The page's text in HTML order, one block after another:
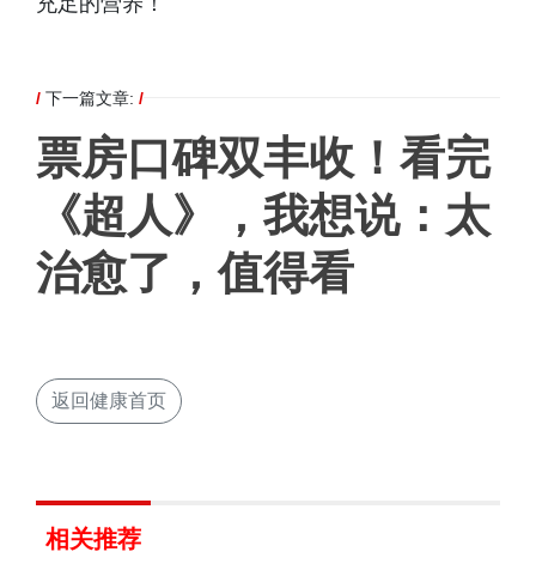
/ 下一篇文章: /
票房口碑双丰收！看完
《超人》，我想说：太
治愈了，值得看
返回健康首页
相关推荐